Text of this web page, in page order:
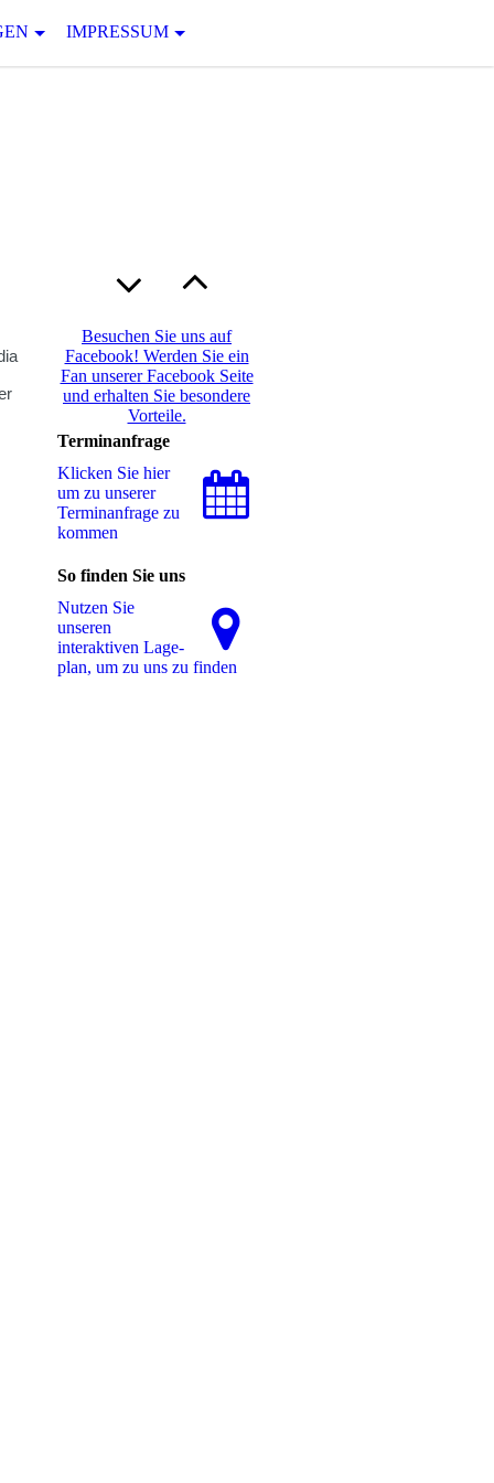
IMPRESSUM
Besuchen Sie uns auf
Facebook! Werden Sie ein
Fan unserer Facebook Seite
und erhalten Sie besondere
Vorteile.
Terminanfrage
Klicken Sie hier
um zu unserer
Terminanfrage zu
kommen
So finden Sie uns
Nutzen Sie
unseren
interaktiven La­ge­
plan, um zu uns zu finden